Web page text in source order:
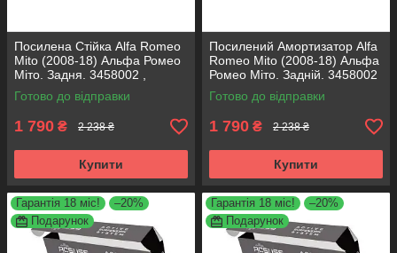
Посилена Стійка Alfa Romeo
Mito (2008-18) Альфа Ромео
Міто. Задня. 3458002 ,
317722. KOREA Аксусс!
Готово до відправки
1 790 ₴ 2 238 ₴
Купити
Посилений Амортизатор Alfa
Romeo Mito (2008-18) Альфа
Ромео Міто. Задній. 3458002
, 317722. KOREA Аксусс!
Готово до відправки
1 790 ₴ 2 238 ₴
Купити
Гарантія 18 міс!
–20%
Подарунок
Гарантія 18 міс!
–20%
Подарунок